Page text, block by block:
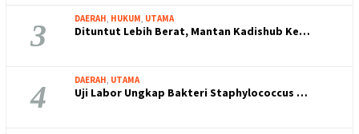
3 DAERAH HUKUM UTAMA
Dituntut Lebih Berat, Mantan Kadishub Ke…
4 DAERAH UTAMA
Uji Labor Ungkap Bakteri Staphylococcus …